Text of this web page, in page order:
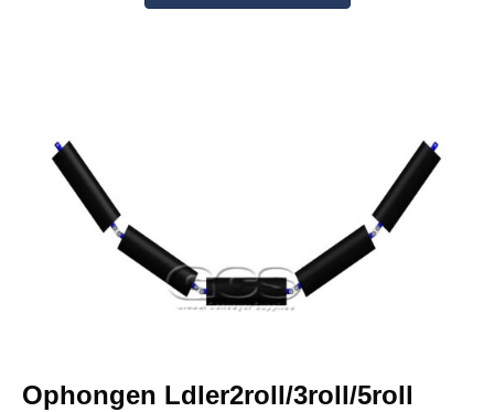
Ophongen Ldler2roll/3roll/5roll